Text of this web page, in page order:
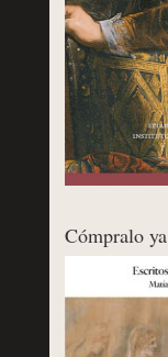
Cómpralo ya